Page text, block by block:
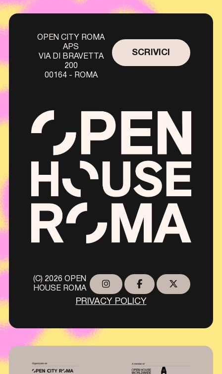
OPEN CITY ROMA
APS
VIA DI BRAVETTA
200
00164 - ROMA
SCRIVICI
(C) 2026 OPEN
HOUSE ROMA
PRIVACY POLICY